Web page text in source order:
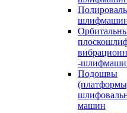
-
Подошвы
машин